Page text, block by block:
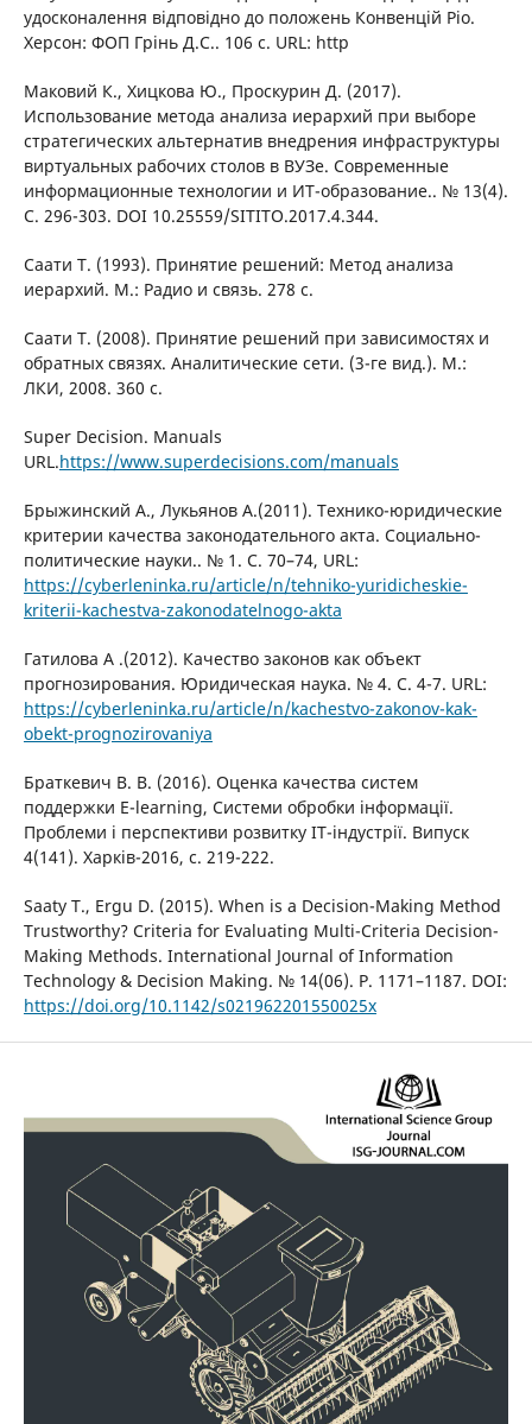
удосконалення відповідно до положень Конвенцій Ріо.
Херсон: ФОП Грінь Д.С.. 106 с. URL: http
Маковий К., Хицкова Ю., Проскурин Д. (2017).
Использование метода анализа иерархий при выборе
стратегических альтернатив внедрения инфраструктуры
виртуальных рабочих столов в ВУЗе. Современные
информационные технологии и ИТ-образование.. № 13(4).
С. 296-303. DOI 10.25559/SITITO.2017.4.344.
Саати Т. (1993). Принятие решений: Метод анализа
иерархий. М.: Радио и связь. 278 с.
Саати Т. (2008). Принятие решений при зависимостях и
обратных связях. Аналитические сети. (3-ге вид.). М.:
ЛКИ, 2008. 360 с.
Super Decision. Manuals
URL.https://www.superdecisions.com/manuals
Брыжинский А., Лукьянов А.(2011). Технико-юридические
критерии качества законодательного акта. Социально-
политические науки.. № 1. С. 70–74, URL:
https://cyberleninka.ru/article/n/tehniko-yuridicheskie-
kriterii-kachestva-zakonodatelnogo-akta
Гатилова А .(2012). Качество законов как объект
прогнозирования. Юридическая наука. № 4. С. 4-7. URL:
https://cyberleninka.ru/article/n/kachestvo-zakonov-kak-
obekt-prognozirovaniya
Браткевич В. В. (2016). Оценка качества систем
поддержки E-learning, Системи обробки інформації.
Проблеми і перспективи розвитку IT-індустрії. Випуск
4(141). Харків-2016, с. 219-222.
Saaty T., Ergu D. (2015). When is a Decision-Making Method
Trustworthy? Criteria for Evaluating Multi-Criteria Decision-
Making Methods. International Journal of Information
Technology & Decision Making. № 14(06). P. 1171–1187. DOI:
https://doi.org/10.1142/s021962201550025x